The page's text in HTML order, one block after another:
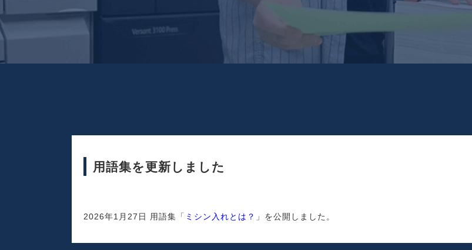
用語集を更新しました
2026年1月27日 用語集「 ミシン入れとは？ 」を公開しました。